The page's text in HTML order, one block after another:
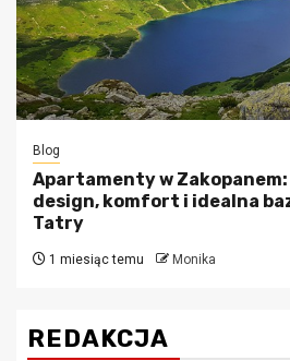
Blog
Apartamenty w
design, komfort i idealna
Tatry
1 miesiąc temu Monika
REDAKCJA